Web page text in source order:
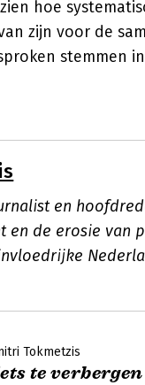
hoe
zijn voor de
stemmen
en
de erosie van
Tokmetzis
te verbergen